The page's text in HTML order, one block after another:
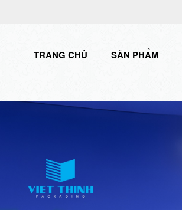
TRANG CHỦ SẢN PHẨM